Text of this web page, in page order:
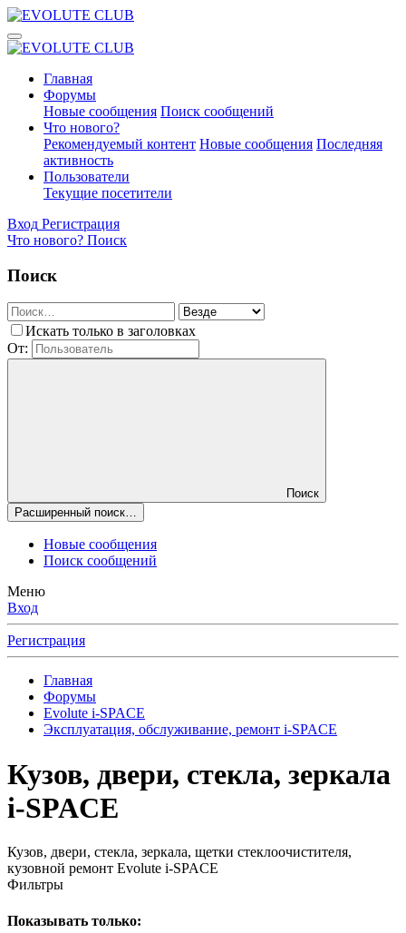
Главная
Форумы
Новые сообщения Поиск сообщений
Что нового?
Рекомендуемый контент Новые сообщения Последняя
активность
Пользователи
Текущие посетители
Вход Регистрация
Что нового? Поиск
Поиск
Искать только в заголовках
От:
Поиск
Расширенный поиск…
Новые сообщения
Поиск сообщений
Меню
Вход
Регистрация
Главная
Форумы
Evolute i⁠-⁠SPACE
Эксплуатация, обслуживание, ремонт i-SPACE
Кузов, двери, стекла, зеркала
i-SPACE
Кузов, двери, стекла, зеркала, щетки стеклоочистителя,
кузовной ремонт Evolute i-SPACE
Фильтры
Показывать только: